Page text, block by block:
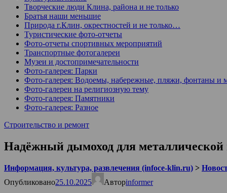
Творческие люди Клина, района и не только
Братья наши меньшие
Природа г.Клин, окрестностей и не только…
Туристические фото-отчеты
Фото-отчеты спортивных мероприятий
Транспортные фотогалереи
Музеи и достопримечательности
Фото-галерея: Парки
Фото-галерея: Водоемы, набережные, пляжи, фонтаны и
Фото-галереи на религиозную тему
Фото-галерея: Памятники
Фото-галерея: Разное
Строительство и ремонт
Надёжный дымоход для металлической
Информация, культура, развлечения (infoce-klin.ru) >
Опубликовано25.10.2025 Авторinformer